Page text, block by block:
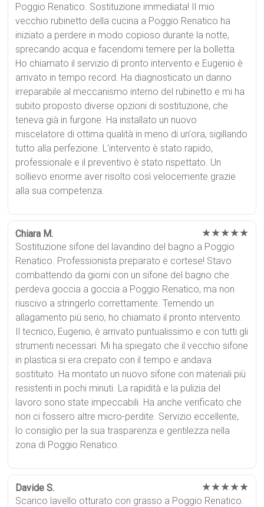
Poggio Renatico. Sostituzione immediata! Il mio
vecchio rubinetto della cucina a Poggio Renatico ha
iniziato a perdere in modo copioso durante la notte,
sprecando acqua e facendomi temere per la bolletta.
Ho chiamato il servizio di pronto intervento e Eugenio è
arrivato in tempo record. Ha diagnosticato un danno
irreparabile al meccanismo interno del rubinetto e mi ha
subito proposto diverse opzioni di sostituzione, che
teneva già in furgone. Ha installato un nuovo
miscelatore di ottima qualità in meno di un'ora, sigillando
tutto alla perfezione. L'intervento è stato rapido,
professionale e il preventivo è stato rispettato. Un
sollievo enorme aver risolto così velocemente grazie
alla sua competenza.
Chiara M. ★★★★★
Sostituzione sifone del lavandino del bagno a Poggio
Renatico. Professionista preparato e cortese! Stavo
combattendo da giorni con un sifone del bagno che
perdeva goccia a goccia a Poggio Renatico, ma non
riuscivo a stringerlo correttamente. Temendo un
allagamento più serio, ho chiamato il pronto intervento.
Il tecnico, Eugenio, è arrivato puntualissimo e con tutti gli
strumenti necessari. Mi ha spiegato che il vecchio sifone
in plastica si era crepato con il tempo e andava
sostituito. Ha montato un nuovo sifone con materiali più
resistenti in pochi minuti. La rapidità e la pulizia del
lavoro sono state impeccabili. Ha anche verificato che
non ci fossero altre micro-perdite. Servizio eccellente,
lo consiglio per la sua trasparenza e gentilezza nella
zona di Poggio Renatico.
Davide S. ★★★★★
Scarico lavello otturato con grasso a Poggio Renatico.